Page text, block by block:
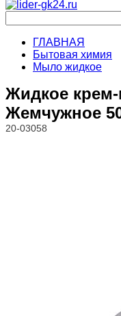
ГЛАВНАЯ
Бытовая химия
Мыло жидкое
Жидкое
Жемчужное
20-03058